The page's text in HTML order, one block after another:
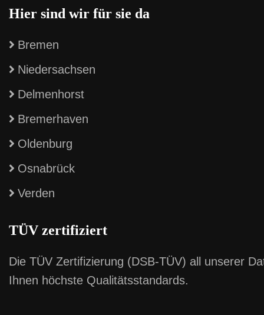
Hier sind wir für sie da
Bremen
Niedersachsen
Delmenhorst
Bremerhaven
Oldenburg
Osnabrück
Verden
TÜV zertifiziert
Die TÜV Zertifizierung (DSB-TÜV) all unserer
Ihnen höchste Qualitätsstandards.